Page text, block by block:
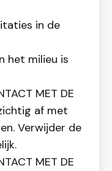
in de
het milieu is
MET DE
af met
Verwijder de
MET DE